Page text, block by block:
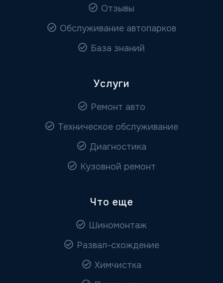
Отзывы
Обслуживание автопарков
База знаний
Услуги
Ремонт авто
Техническое обслуживание
Диагностика
Кузовной ремонт
Что еще
Шиномонтаж
Развал-схождение
Химчистка